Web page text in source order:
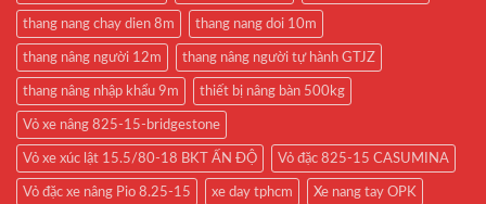
thang nang chay dien 8m thang nang doi 10m
thang nâng người 12m thang nâng người tự hành GTJZ
thang nâng nhập khẩu 9m thiết bị nâng bàn 500kg
Vỏ xe nâng 825-15-bridgestone
Vỏ xe xúc lật 15.5/80-18 BKT ẤN ĐỘ Vỏ đặc 825-15 CASUMINA
Vỏ đặc xe nâng Pio 8.25-15 xe day tphcm Xe nang tay OPK